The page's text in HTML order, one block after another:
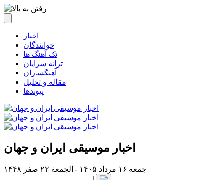
اخبار
خوانندگان
تک آهنگ ها
ترانه سرایان
آهنگسازان
مقاله و تحلیل
پیوندها
اخبار موسیقی ایران و جهان
جمعه ۱۶ مرداد ۱۴۰۵ - الجمعة ۲۲ صفر ۱۴۴۸